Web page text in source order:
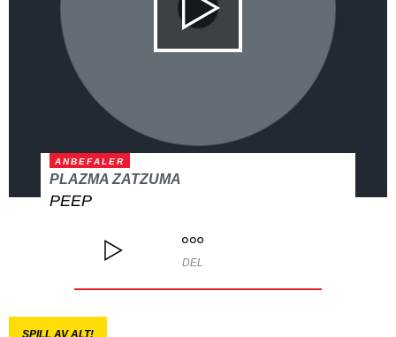
ANBEFALER
PLAZMA ZATZUMA
PEEP
DEL
SPILL AV ALT!